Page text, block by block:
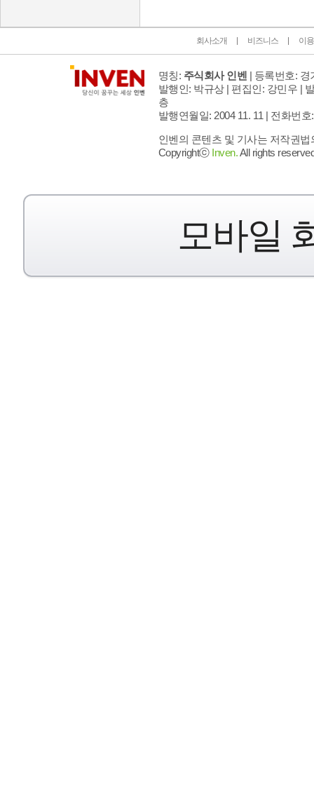
회사소개 비즈니스 이
명칭: 주식회사 인벤 | 등록번호: 경
발행인: 박규상 | 편집인: 강민우 |
층
발행연월일: 2004 11. 11 | 전화번호
인벤의 콘텐츠 및 기사는 저작권
Copyrightⓒ Inven.All rights
모바일